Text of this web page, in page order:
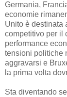
Germania,
economie
Unito è destinata
competitivo per il
performance
tensioni politiche
aggravarsi e
la prima volta
Sta diventando